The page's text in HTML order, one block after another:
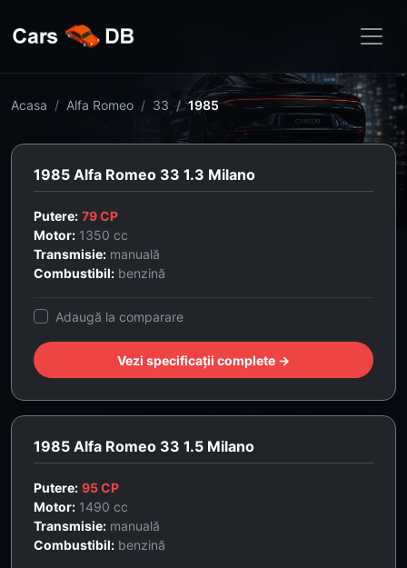
Acasa Alfa Romeo 33 1985
1985 Alfa Romeo 33 1.3 Milano
Putere: 79 CP
Motor: 1350 cc
Transmisie: manuală
Combustibil: benzină
Adaugă la comparare
Vezi specificații complete →
1985 Alfa Romeo 33 1.5 Milano
Putere: 95 CP
Motor: 1490 cc
Transmisie: manuală
Combustibil: benzină